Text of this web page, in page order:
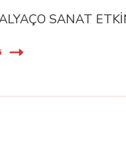
SANAT